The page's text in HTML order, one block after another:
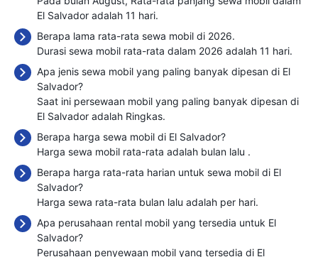
El Salvador adalah 11 hari.
Berapa lama rata-rata sewa mobil di 2026.
Durasi sewa mobil rata-rata dalam 2026 adalah 11 hari.
Apa jenis sewa mobil yang paling banyak dipesan di El
Salvador?
Saat ini persewaan mobil yang paling banyak dipesan di
El Salvador adalah Ringkas.
Berapa harga sewa mobil di El Salvador?
Harga sewa mobil rata-rata adalah bulan lalu .
Berapa harga rata-rata harian untuk sewa mobil di El
Salvador?
Harga sewa rata-rata bulan lalu adalah per hari.
Apa perusahaan rental mobil yang tersedia untuk El
Salvador?
Perusahaan penyewaan mobil yang tersedia di El